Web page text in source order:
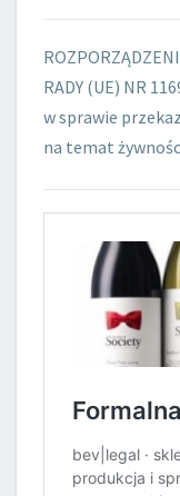
RADY (UE) NR
w sprawie
na temat